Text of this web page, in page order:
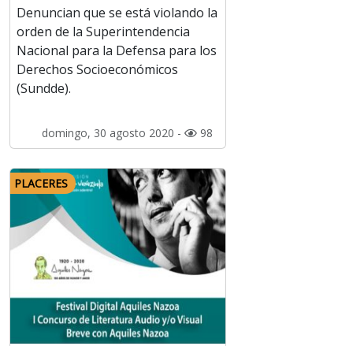
Denuncian que se está violando la
orden de la Superintendencia
Nacional para la Defensa para los
Derechos Socioeconómicos
(Sundde).
domingo, 30 agosto 2020 - 98
PLACERES